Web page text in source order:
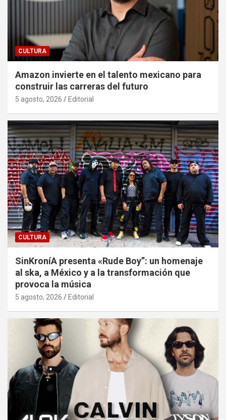
CULTURA
Amazon invierte en el talento mexicano para
construir las carreras del futuro
5 agosto, 2026 Editorial
CULTURA
SinKroníA presenta «Rude Boy”: un homenaje
al ska, a México y a la transformación que
provoca la música
5 agosto, 2026 Editorial